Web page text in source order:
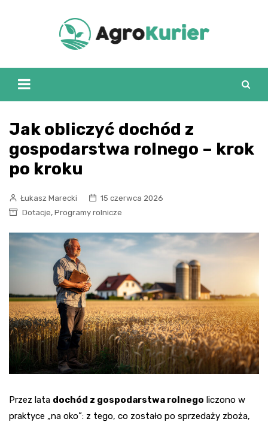
Jak obliczyć dochód z
gospodarstwa rolnego – krok
po kroku
Łukasz Marecki
15 czerwca 2026
Dotacje, Programy rolnicze
Przez lata dochód z gospodarstwa rolnego liczono w
praktyce „na oko”: z tego, co zostało po sprzedaży zboża,